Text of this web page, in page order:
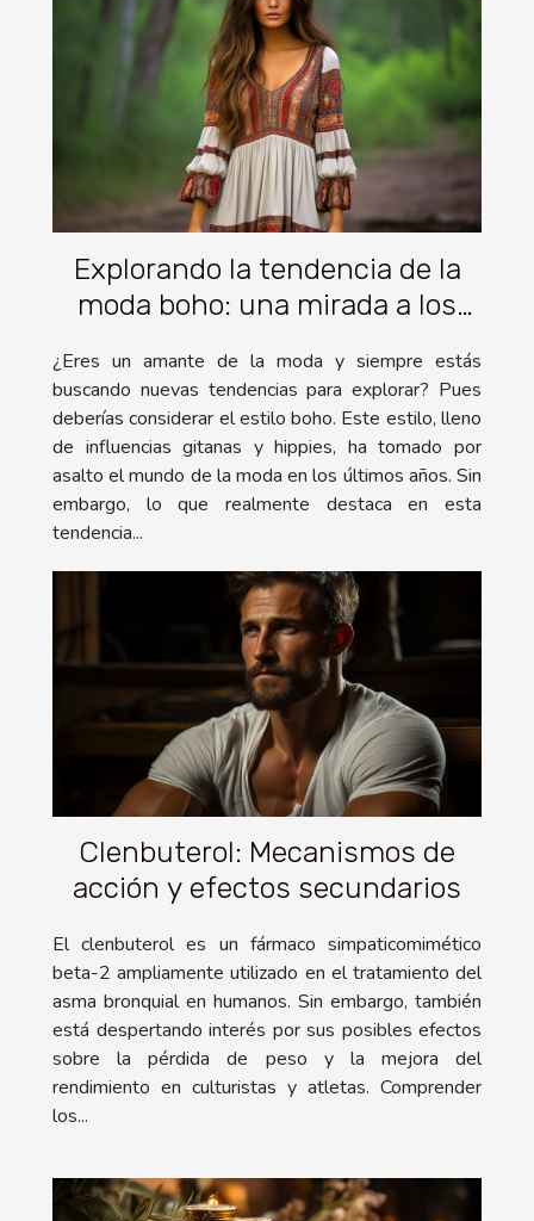
Explorando la tendencia de la
moda boho: una mirada a los
¿Eres un amante de la moda y siempre estás
buscando nuevas tendencias para explorar? Pues
deberías considerar el estilo boho. Este estilo, lleno
de influencias gitanas y hippies, ha tomado por
asalto el mundo de la moda en los últimos años. Sin
embargo, lo que realmente destaca en esta
tendencia...
Clenbuterol: Mecanismos de
acción y efectos secundarios
El clenbuterol es un fármaco simpaticomimético
beta-2 ampliamente utilizado en el tratamiento del
asma bronquial en humanos. Sin embargo, también
está despertando interés por sus posibles efectos
sobre la pérdida de peso y la mejora del
rendimiento en culturistas y atletas. Comprender
los...